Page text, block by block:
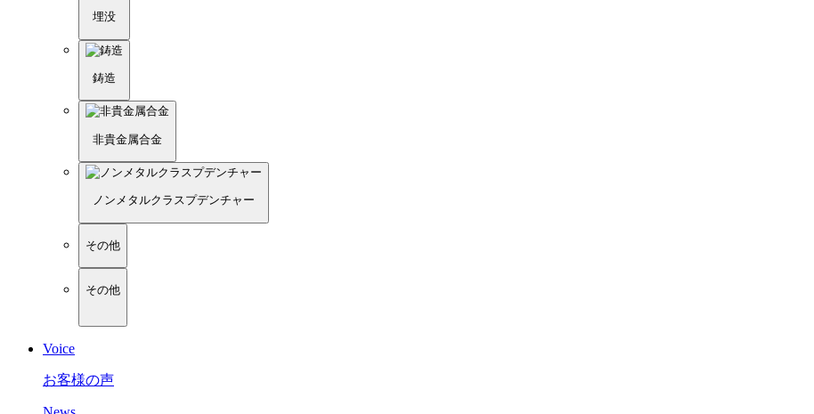
埋没
鋳造
非貴金属合金
ノンメタルクラスプデンチャー
その他
その他
Voice
お客様の声